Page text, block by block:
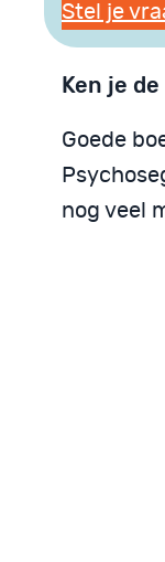
Stel je
Ken je
Goede
nog veel